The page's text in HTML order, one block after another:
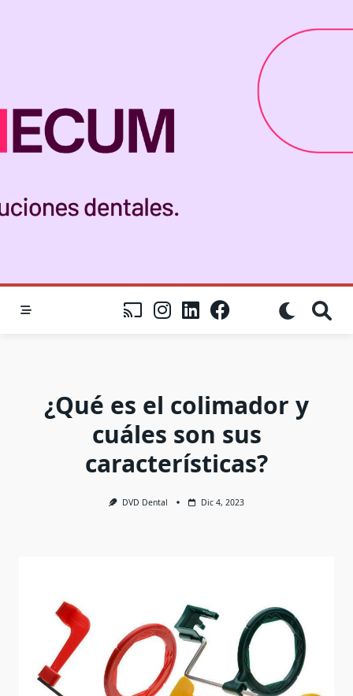
¿Qué es el colimador y
cuáles son sus
características?
DVD Dental Dic 4, 2023